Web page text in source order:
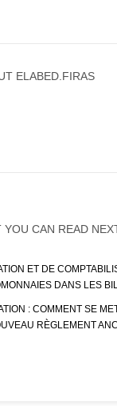
ELABED.FIRAS
YOU CAN READ
ET DE
DANS LES
: COMMENT SE
RÈGLEMENT